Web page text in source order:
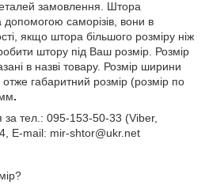
замовлення. Штора
допомогою саморізів, вони в
якщо штора більшого розміру ніж
штору під Ваш розмір. Розмір
в назві товару. Розмір ширини
габаритний розмір (розмір по
.
за тел.: 095-153-50-33 (Viber,
E-mail: mir-shtor@ukr.net